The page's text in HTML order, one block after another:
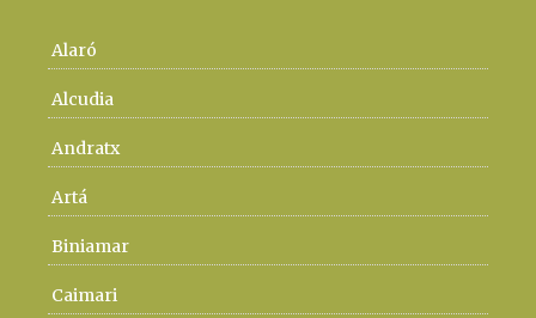
Alaró
Alcudia
Andratx
Artá
Biniamar
Caimari